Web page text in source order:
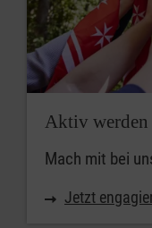
Aktiv werden
Mach mit bei
Jetzt